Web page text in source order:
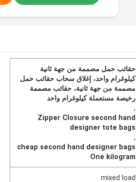
حقائب حمل مصممة من جهة ثانية
كيلوغرام واحد، إغلاق سحاب حقائب حمل
مصممة من جهة ثانية، حقائب مصممة
رخيصة مستعملة كيلوغرام واحد
,
Zipper Closure second hand
designer tote bags
,
cheap second hand designer bags
One kilogram
mixed load